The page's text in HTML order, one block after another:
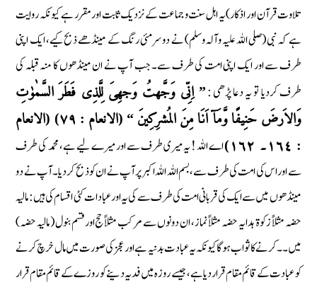
تلاوت قرآن اور اذکار) یہ اہل سنت و جماعت کے نزدیک ثابت اور مقرر ہے کیونکہ روایت
ہے کہ نبی (صلی اللہ علیہ وآلہ وسلم) نے دوسرمئی رنگ کے مینڈھے ذبح کیے، ایک اپنی
طرف سے اور ایک اپنی امت کی طرف سے۔ جب آپ نے ان مینڈھوں کا منہ قبلہ کی
طرف کردیا تو یہ دعا پڑھی :” اِنِّی وَجَّھتُ وَجھِیَ لِلَّذِی فَطَرَ السَّمٰوٰتِ
وَالاَرضَ حَنِیفًا وَّمَآ اَنَا مِنَ المُشرِکِینَ “ (الانعام : ٧٩) (الانعام
: ١٦٤۔ ١٦٢)
اے اللہ ! یہ میری طرف سے اور میرے لیے ہے، محمد کی طرف
سے اور اس کی امت کی طرف سے، بسم اللہ اللہ اکبر پر آپ نے ان کو ذبح کردیا۔ آپ نے دو
مینڈھوں میں سے ایک کی قربانی امت کی طرف سے کی یہ اور عبادات کئی اقسام کی ہیں : مالیہ
حضہ مثلاً زکوۃ ہدایہ حضہ مثلاً نماز، ان دونوں سے مرکب مثلاً حج اور قسم بنول ( مالیہ حضہ)
میں ۔۔ کرنے کا ثواب ہوگا کیونکہ یہ عبادت بدنیہ ہے اور عجز کی صورت میں مال خرچ کرنے
کو عبادت کے قائم مقام قرار دیا ہے، جیسے روزہ میں فدیہ دینے کو روزے کے قائم مقام قرار